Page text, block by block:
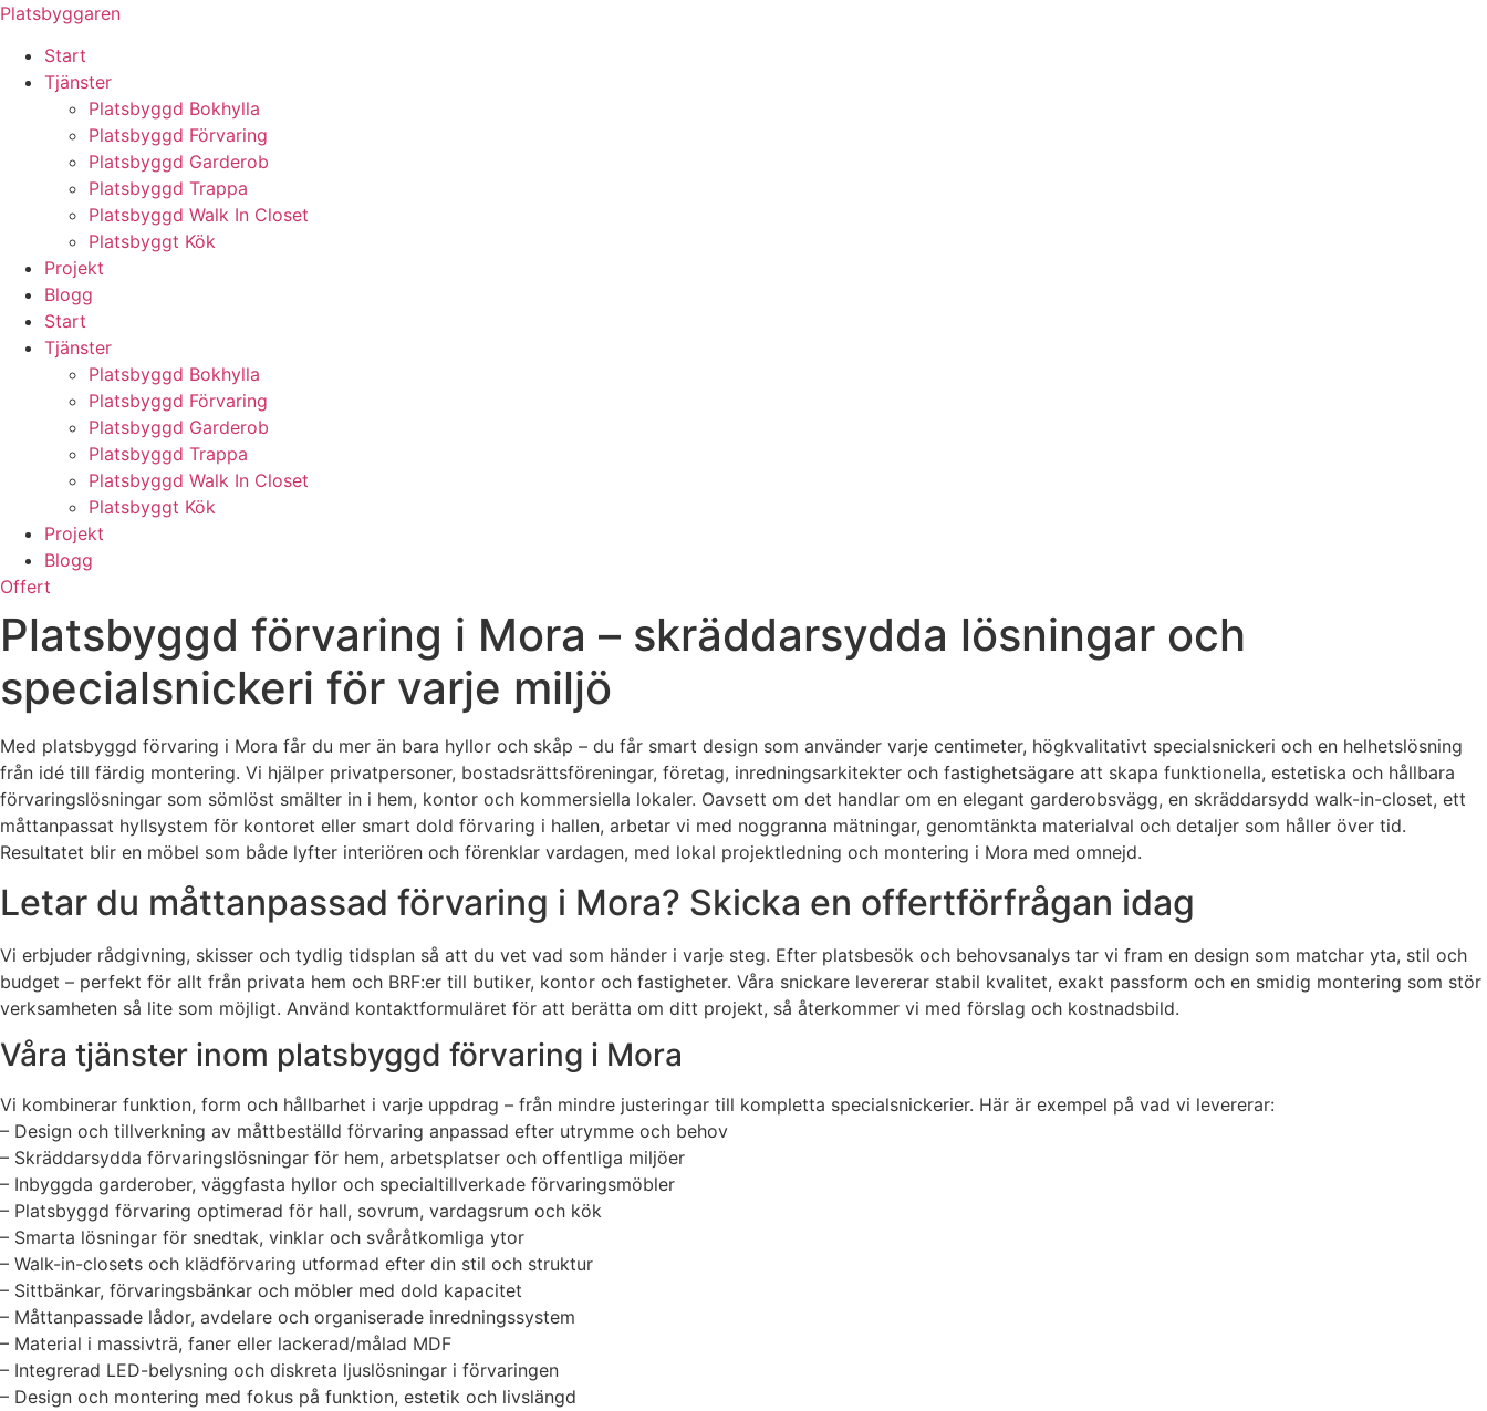
Skip
content
Platsbyggaren
Start
Tjänster
Platsbyggd Bokhylla
Platsbyggd Förvaring
Platsbyggd Garderob
Platsbyggd Trappa
Platsbyggd Walk In Closet
Platsbyggt Kök
Projekt
Blogg
Start
Tjänster
Platsbyggd Bokhylla
Platsbyggd Förvaring
Platsbyggd Garderob
Platsbyggd Trappa
Platsbyggd Walk In Closet
Platsbyggt Kök
Projekt
Blogg
Offert
Platsbyggd förvaring i Mora – skräddarsydda lösningar och
specialsnickeri för varje miljö
Med platsbyggd förvaring i Mora får du mer än bara hyllor och skåp – du får smart design som använder varje centimeter, högkvalitativt specialsnickeri och en helhetslösning
från idé till färdig montering. Vi hjälper privatpersoner, bostadsrättsföreningar, företag, inredningsarkitekter och fastighetsägare att skapa funktionella, estetiska och hållbara
förvaringslösningar som sömlöst smälter in i hem, kontor och kommersiella lokaler. Oavsett om det handlar om en elegant garderobsvägg, en skräddarsydd walk-in-closet, ett
måttanpassat hyllsystem för kontoret eller smart dold förvaring i hallen, arbetar vi med noggranna mätningar, genomtänkta materialval och detaljer som håller över tid.
Resultatet blir en möbel som både lyfter interiören och förenklar vardagen, med lokal projektledning och montering i Mora med omnejd.
Letar du måttanpassad förvaring i Mora? Skicka en offertförfrågan idag
Vi erbjuder rådgivning, skisser och tydlig tidsplan så att du vet vad som händer i varje steg. Efter platsbesök och behovsanalys tar vi fram en design som matchar yta, stil och
budget – perfekt för allt från privata hem och BRF:er till butiker, kontor och fastigheter. Våra snickare levererar stabil kvalitet, exakt passform och en smidig montering som stör
verksamheten så lite som möjligt. Använd kontaktformuläret för att berätta om ditt projekt, så återkommer vi med förslag och kostnadsbild.
Våra tjänster inom platsbyggd förvaring i Mora
Vi kombinerar funktion, form och hållbarhet i varje uppdrag – från mindre justeringar till kompletta specialsnickerier. Här är exempel på vad vi levererar:
– Design och tillverkning av måttbeställd förvaring anpassad efter utrymme och behov
– Skräddarsydda förvaringslösningar för hem, arbetsplatser och offentliga miljöer
– Inbyggda garderober, väggfasta hyllor och specialtillverkade förvaringsmöbler
– Platsbyggd förvaring optimerad för hall, sovrum, vardagsrum och kök
– Smarta lösningar för snedtak, vinklar och svåråtkomliga ytor
– Walk-in-closets och klädförvaring utformad efter din stil och struktur
– Sittbänkar, förvaringsbänkar och möbler med dold kapacitet
– Måttanpassade lådor, avdelare och organiserade inredningssystem
– Material i massivträ, faner eller lackerad/målad MDF
– Integrerad LED-belysning och diskreta ljuslösningar i förvaringen
– Design och montering med fokus på funktion, estetik och livslängd